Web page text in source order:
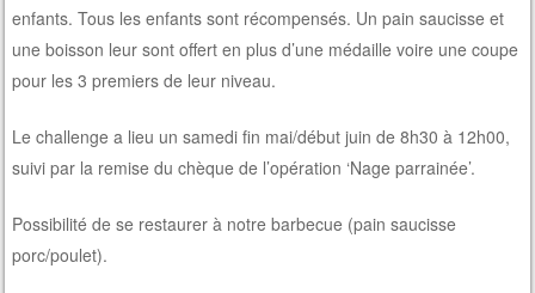
enfants. Tous les enfants sont récompensés. Un pain saucisse et
une boisson leur sont offert en plus d’une médaille voire une coupe
pour les 3 premiers de leur niveau.
Le challenge a lieu un samedi fin mai/début juin de 8h30 à 12h00,
suivi par la remise du chèque de l’opération ‘Nage parrainée’.
Possibilité de se restaurer à notre barbecue (pain saucisse
porc/poulet).